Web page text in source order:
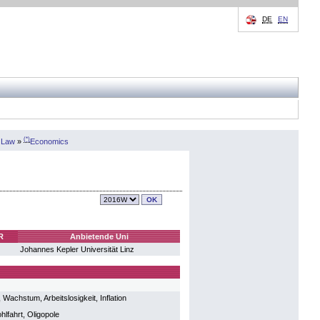
DE EN
» (*)Economics
Anbietende Uni
Johannes Kepler Universität Linz
Arbeitslosigkeit, Inflation
Oligopole